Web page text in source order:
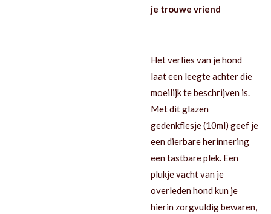
je trouwe vriend
Het verlies van je hond
laat een leegte achter die
moeilijk te beschrijven is.
Met dit glazen
gedenkflesje (10ml) geef je
een dierbare herinnering
een tastbare plek. Een
plukje vacht van je
overleden hond kun je
hierin zorgvuldig bewaren,